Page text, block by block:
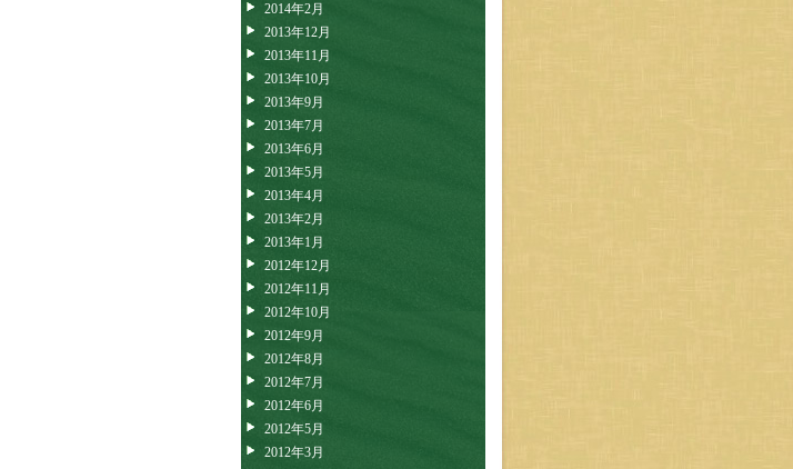
2014年2月
2013年12月
2013年11月
2013年10月
2013年9月
2013年7月
2013年6月
2013年5月
2013年4月
2013年2月
2013年1月
2012年12月
2012年11月
2012年10月
2012年9月
2012年8月
2012年7月
2012年6月
2012年5月
2012年3月